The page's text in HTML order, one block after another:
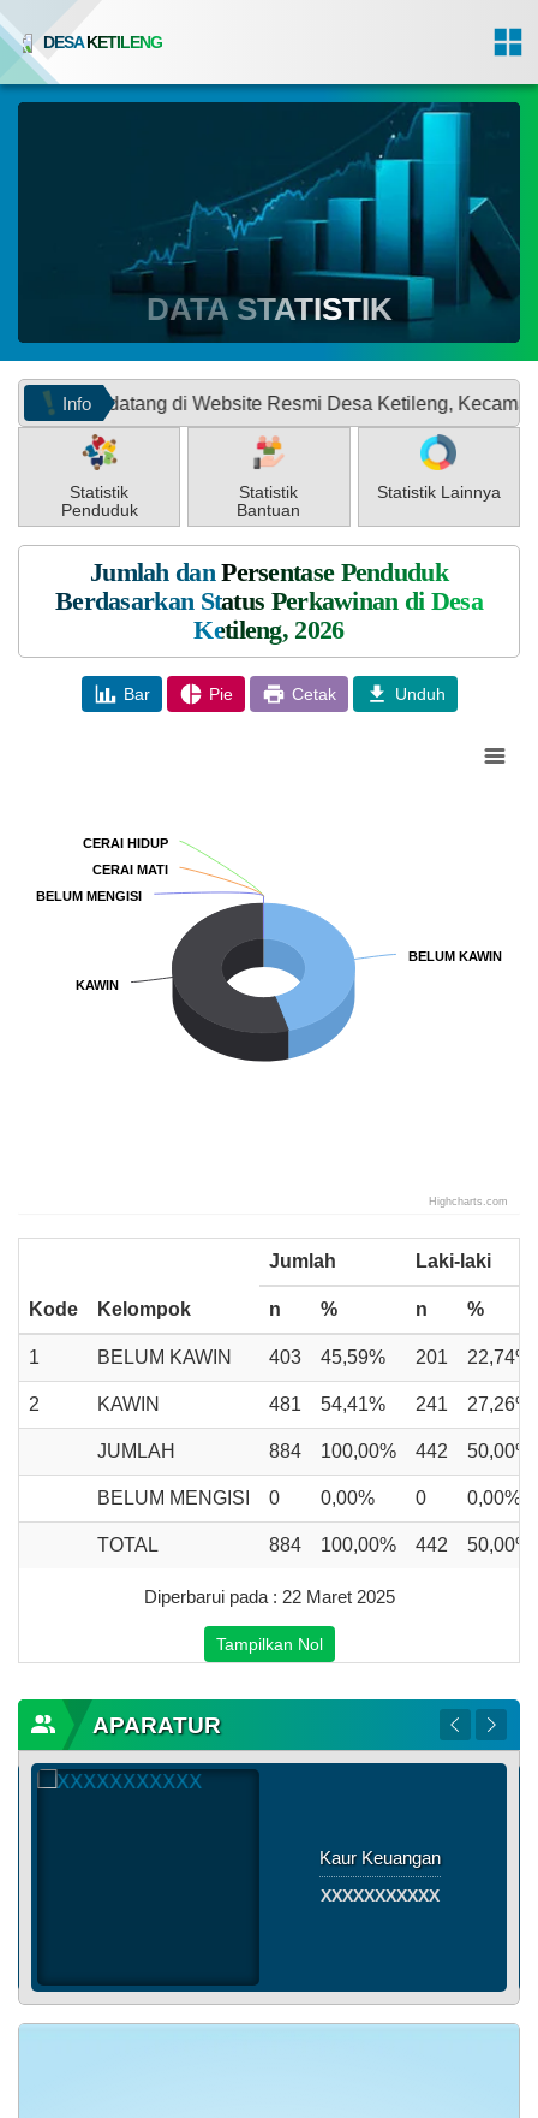
DESA KETILENG
DATA STATISTIK
Info
datang di Website Resmi Desa Ketileng, Kecamatan
Statistik
Penduduk
Statistik
Bantuan
Statistik Lainnya
Jumlah dan Persentase Penduduk
Berdasarkan Status Perkawinan di Desa
Ketileng, 2026
Bar Pie Cetak Unduh
BELUM KAWIN
BELUM KAWIN
KAWIN
KAWIN
CERAI HIDUP
CERAI HIDUP
CERAI MATI
CERAI MATI
BELUM MENGISI
BELUM MENGISI
Highcharts.com
Kode Kelompok
Jumlah Laki-laki
n % n %
1 BELUM KAWIN 403 45,59% 201 22,74%
2 KAWIN 481 54,41% 241 27,26%
JUMLAH 884 100,00% 442 50,00%
BELUM MENGISI 0 0,00% 0 0,00%
TOTAL 884 100,00% 442 50,00%
Diperbarui pada : 22 Maret 2025
Tampilkan Nol
APARATUR
Kasi Kesejahtraan
XXXXXXXXXXXX